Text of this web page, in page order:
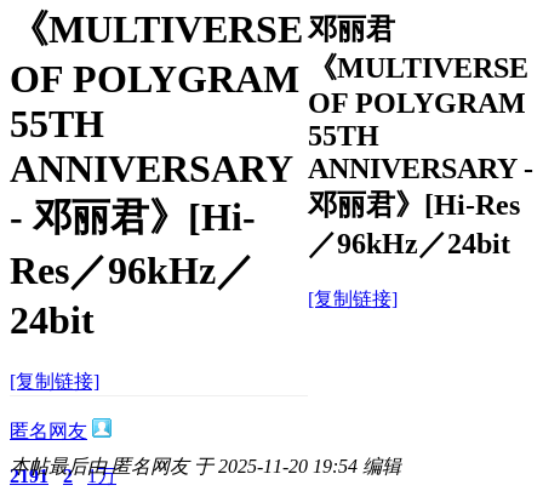
《MULTIVERSE
OF POLYGRAM
55TH
ANNIVERSARY
- 邓丽君》[Hi-
Res／96kHz／
24bit
[复制链接]
邓丽君
《MULTIVERSE
OF POLYGRAM
55TH
ANNIVERSARY -
邓丽君》[Hi-Res
／96kHz／24bit
[复制链接]
匿名网友
2191 2 1万
本帖最后由 匿名网友 于 2025-11-20 19:54 编辑